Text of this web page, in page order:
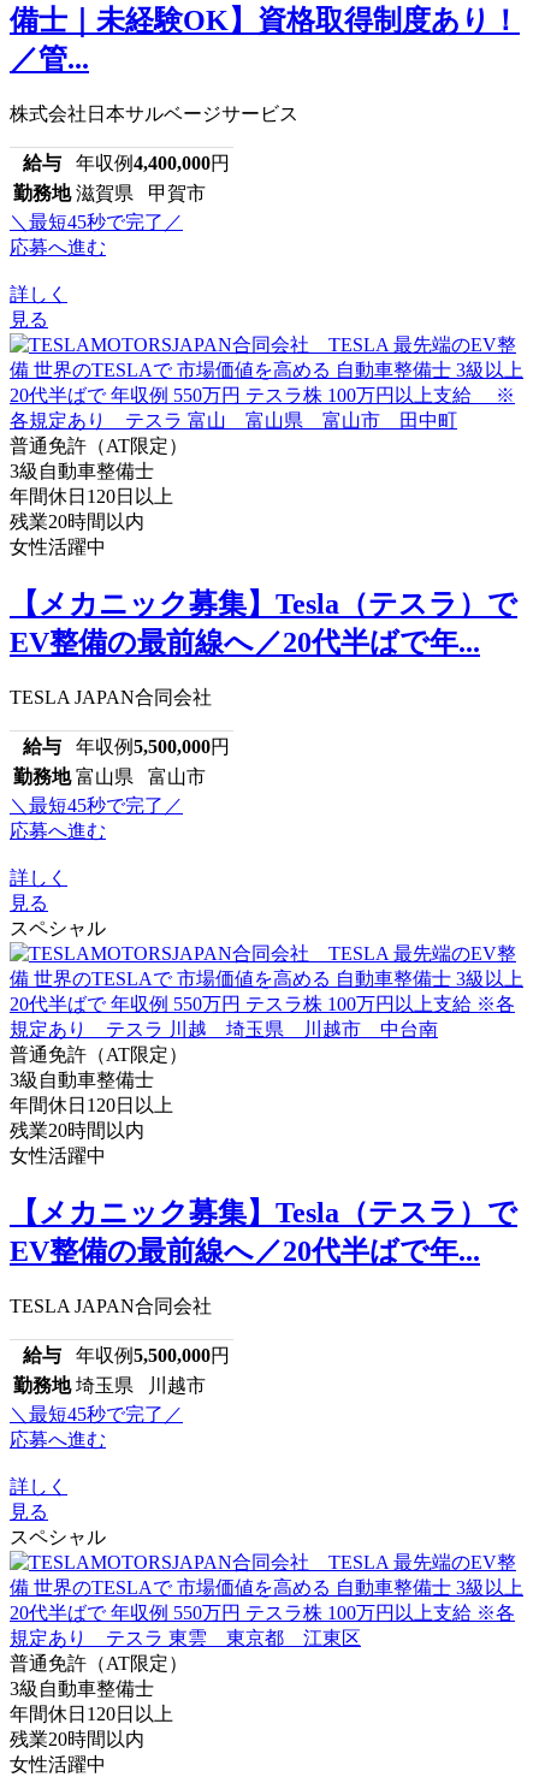
備士｜未経験OK】資格取得制度あり！
／管...
株式会社日本サルベージサービス
給与 年収例4,400,000円
勤務地 滋賀県 甲賀市
＼最短45秒で完了／
応募へ進む
詳しく
見る
普通免許（AT限定）
3級自動車整備士
年間休日120日以上
残業20時間以内
女性活躍中
【メカニック募集】Tesla（テスラ）で
EV整備の最前線へ／20代半ばで年...
TESLA JAPAN合同会社
給与 年収例5,500,000円
勤務地 富山県 富山市
＼最短45秒で完了／
応募へ進む
詳しく
見る
スペシャル
普通免許（AT限定）
3級自動車整備士
年間休日120日以上
残業20時間以内
女性活躍中
【メカニック募集】Tesla（テスラ）で
EV整備の最前線へ／20代半ばで年...
TESLA JAPAN合同会社
給与 年収例5,500,000円
勤務地 埼玉県 川越市
＼最短45秒で完了／
応募へ進む
詳しく
見る
スペシャル
普通免許（AT限定）
3級自動車整備士
年間休日120日以上
残業20時間以内
女性活躍中